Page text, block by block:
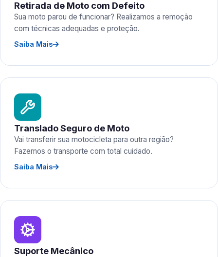
Retirada de Moto com Defeito
Sua moto parou de funcionar? Realizamos a remoção
com técnicas adequadas e proteção.
Saiba Mais
Translado Seguro de Moto
Vai transferir sua motocicleta para outra região?
Fazemos o transporte com total cuidado.
Saiba Mais
Suporte Mecânico